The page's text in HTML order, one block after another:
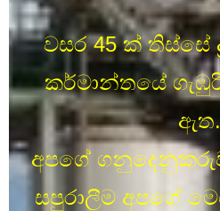
වසර 45 ක් තිස්සේ
කර්මාන්තයේ
ඇත.
අපගේ
සපුරාලීම අපගේ